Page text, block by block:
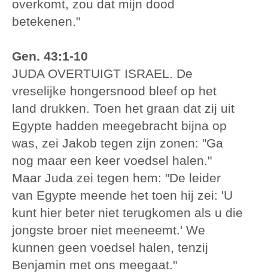
overkomt, zou dat mijn dood
betekenen."
Gen. 43:1-10
JUDA OVERTUIGT ISRAEL. De
vreselijke hongersnood bleef op het
land drukken. Toen het graan dat zij uit
Egypte hadden meegebracht bijna op
was, zei Jakob tegen zijn zonen: "Ga
nog maar een keer voedsel halen."
Maar Juda zei tegen hem: "De leider
van Egypte meende het toen hij zei: 'U
kunt hier beter niet terugkomen als u die
jongste broer niet meeneemt.' We
kunnen geen voedsel halen, tenzij
Benjamin met ons meegaat."